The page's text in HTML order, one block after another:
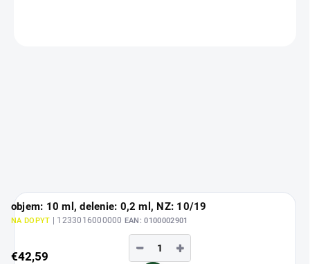
objem: 10 ml, delenie: 0,2 ml, NZ: 10/19
NA DOPYT | 1233016000000 EAN: 0100002901
€42,59 +
−